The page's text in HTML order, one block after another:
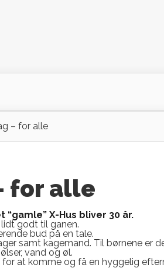
– for alle
for alle
X-Hus bliver 30 år.
godt til ganen.
bud på en tale.
samt kagemand. Til børnene er
vand og øl.
at komme og få en hyggelig